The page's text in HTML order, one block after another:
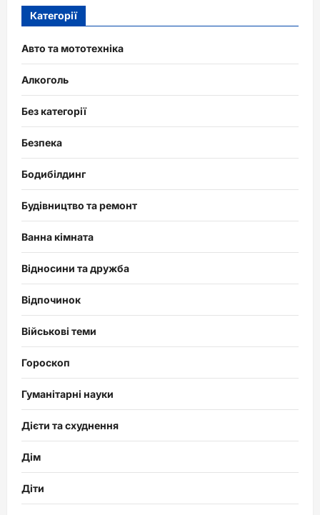
Категорії
Авто та мототехніка
Алкоголь
Без категорії
Безпека
Бодибілдинг
Будівництво та ремонт
Ванна кімната
Відносини та дружба
Відпочинок
Військові теми
Гороскоп
Гуманітарні науки
Дієти та схуднення
Дім
Діти